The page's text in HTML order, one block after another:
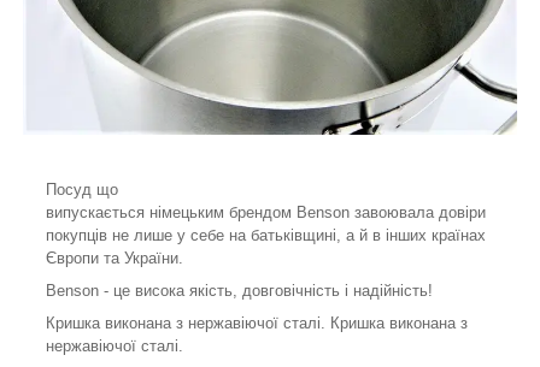
Посуд що
випускається німецьким брендом Benson завоювала довіри
покупців не лише у себе на батьківщині, а й в інших країнах
Європи та України.
Benson - це висока якість, довговічність і надійність!
Кришка виконана з нержавіючої сталі. Кришка виконана з
нержавіючої сталі.